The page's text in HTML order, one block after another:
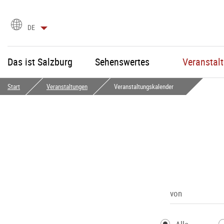
Sprachauswahl
DE
Das ist Salzburg Sehenswertes
Start Veranstaltungen Veranstaltungskalender
von